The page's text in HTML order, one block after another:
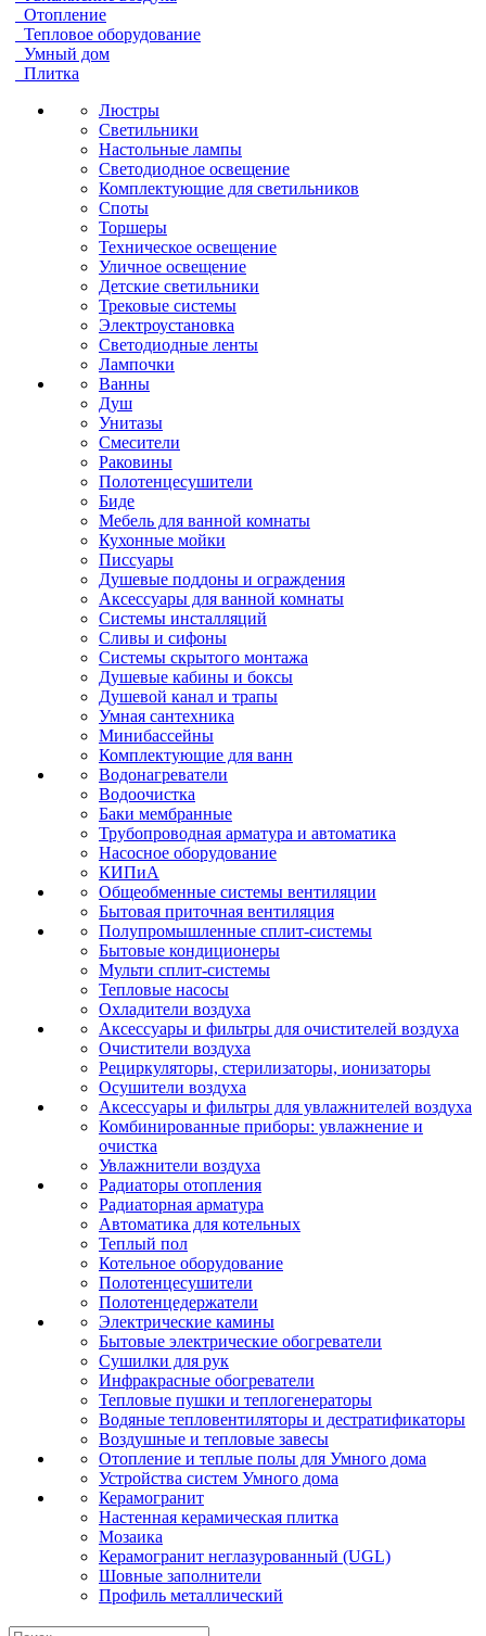
Отопление
Тепловое оборудование
Умный дом
Плитка
Люстры
Светильники
Настольные лампы
Светодиодное освещение
Комплектующие для светильников
Споты
Торшеры
Техническое освещение
Уличное освещение
Детские светильники
Трековые системы
Электроустановка
Светодиодные ленты
Лампочки
Ванны
Душ
Унитазы
Смесители
Раковины
Полотенцесушители
Биде
Мебель для ванной комнаты
Кухонные мойки
Писсуары
Душевые поддоны и ограждения
Аксессуары для ванной комнаты
Системы инсталляций
Сливы и сифоны
Системы скрытого монтажа
Душевые кабины и боксы
Душевой канал и трапы
Умная сантехника
Минибассейны
Комплектующие для ванн
Водонагреватели
Водоочистка
Баки мембранные
Трубопроводная арматура и автоматика
Насосное оборудование
КИПиА
Общеобменные системы вентиляции
Бытовая приточная вентиляция
Полупромышленные сплит-системы
Бытовые кондиционеры
Мульти сплит-системы
Тепловые насосы
Охладители воздуха
Аксессуары и фильтры для очистителей воздуха
Очистители воздуха
Рециркуляторы, стерилизаторы, ионизаторы
Осушители воздуха
Аксессуары и фильтры для увлажнителей воздуха
Комбинированные приборы: увлажнение и
очистка
Увлажнители воздуха
Радиаторы отопления
Радиаторная арматура
Автоматика для котельных
Теплый пол
Котельное оборудование
Полотенцесушители
Полотенцедержатели
Электрические камины
Бытовые электрические обогреватели
Сушилки для рук
Инфракрасные обогреватели
Тепловые пушки и теплогенераторы
Водяные тепловентиляторы и дестратификаторы
Воздушные и тепловые завесы
Отопление и теплые полы для Умного дома
Устройства систем Умного дома
Керамогранит
Настенная керамическая плитка
Мозаика
Керамогранит неглазурованный (UGL)
Шовные заполнители
Профиль металлический